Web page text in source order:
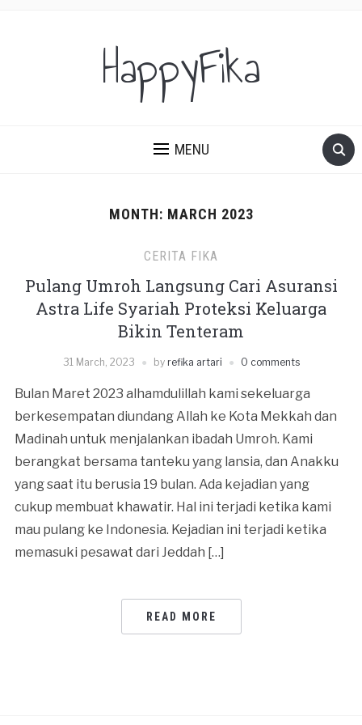
HappyFika
MENU
MONTH: MARCH 2023
CERITA FIKA
Pulang Umroh Langsung Cari Asuransi
Astra Life Syariah Proteksi Keluarga
Bikin Tenteram
31 March, 2023 by refika artari 0 comments
Bulan Maret 2023 alhamdulillah kami sekeluarga
berkesempatan diundang Allah ke Kota Mekkah dan
Madinah untuk menjalankan ibadah Umroh. Kami
berangkat bersama tanteku yang lansia, dan Anakku
yang saat itu berusia 19 bulan. Ada kejadian yang
cukup membuat khawatir. Hal ini terjadi ketika kami
mau pulang ke Indonesia. Kejadian ini terjadi ketika
memasuki pesawat dari Jeddah […]
READ MORE